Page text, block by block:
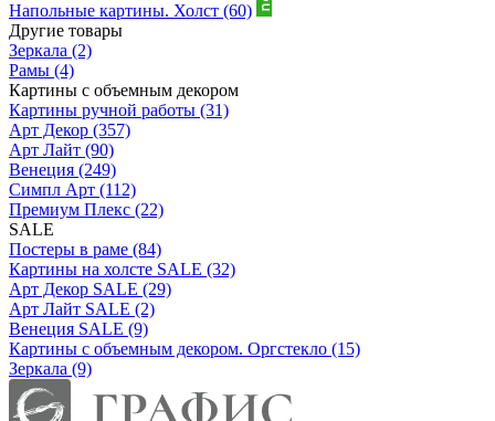
Напольные картины. Холст (60)
Другие товары
Зеркала (2)
Рамы (4)
Картины с объемным декором
Картины ручной работы (31)
Арт Декор (357)
Арт Лайт (90)
Венеция (249)
Симпл Арт (112)
Премиум Плекс (22)
SALE
Постеры в раме (84)
Картины на холсте SALE (32)
Арт Декор SALE (29)
Арт Лайт SALE (2)
Венеция SALE (9)
Картины с объемным декором. Оргстекло (15)
Зеркала (9)